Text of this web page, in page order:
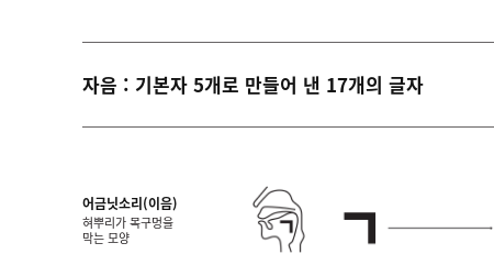
자음 : 기본자 5개로 만들어 낸 17개의 글자
어금닛소리(이음)
혀뿌리가 목구멍을
막는 모양